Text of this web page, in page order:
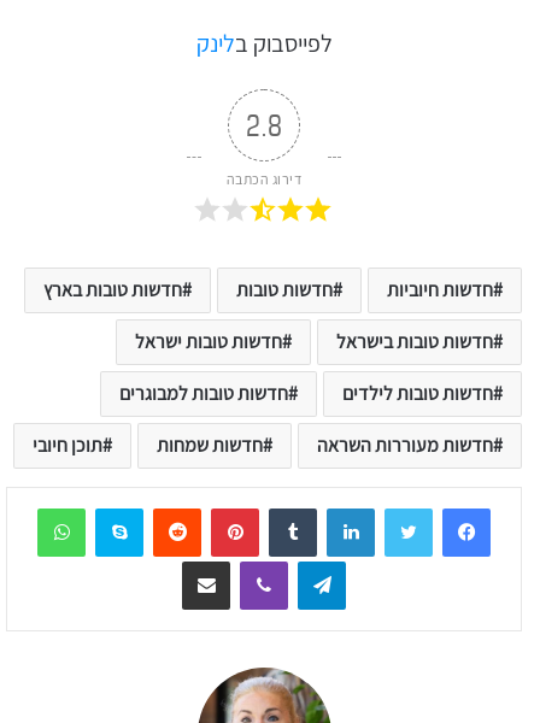
לפייסבוק בלינק
2.8
דירוג הכתבה
חדשות חיוביות חדשות טובות חדשות טובות בארץ
חדשות טובות בישראל חדשות טובות ישראל
חדשות טובות לילדים חדשות טובות למבוגרים
חדשות מעוררות השראה חדשות שמחות תוכן חיובי
LinkedIn
Tumblr
Pinterest
Reddit
Skype
Telegram
Viber שיתוף דרך המייל